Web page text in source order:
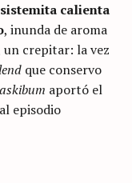
calienta
, inunda de aroma
un crepitar: la vez
que conservo
aportó el
episodio